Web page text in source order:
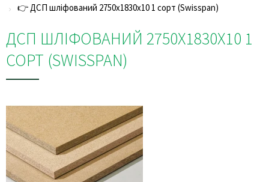
👉 ДСП шліфований 2750х1830х10 1 сорт (Swisspan)
ДСП ШЛІФОВАНИЙ 2750Х1830Х10 1
СОРТ (SWISSPAN)